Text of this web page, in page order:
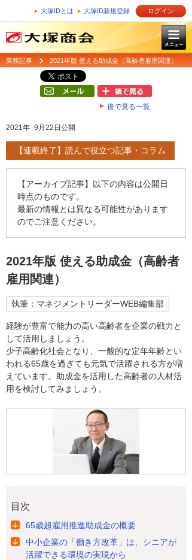
大塚IDとは 大塚ID新規登録 ログイン
実務記事 2021年版 使える助成金（高齢者雇用関連）
後で見る一覧
2021年 9月22日公開
【連載終了】読んで役立つ記事・コラム
【アーカイブ記事】以下の内容は公開日
時点のものです。
最新の情報とは異なる可能性があります
のでご注意ください。
2021年版 使える助成金（高齢者
雇用関連）
執筆：マネジメントリーダーWEB編集部
経験が豊富で能力の高い高齢者を企業の戦力と
して活用しましょう。
少子高齢化社会となり、一般的な定年年齢とい
われる65歳を過ぎても元気で活躍される方が増
えています。助成金を活用した高齢者の人材活
用を検討してみましょう。
目次
65歳超雇用推進助成金の概要
中小企業の「働き方改革」は、シニアが
活躍できる環境の実現から